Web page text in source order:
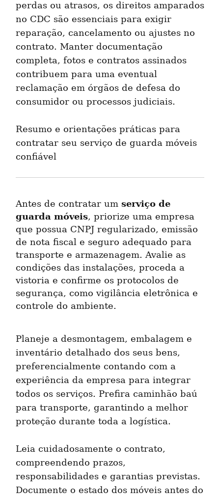
perdas ou atrasos, os direitos amparados
no CDC são essenciais para exigir
reparação, cancelamento ou ajustes no
contrato. Manter documentação
completa, fotos e contratos assinados
contribuem para uma eventual
reclamação em órgãos de defesa do
consumidor ou processos judiciais.
Resumo e orientações práticas para
contratar seu serviço de guarda móveis
confiável
Antes de contratar um serviço de
guarda móveis, priorize uma empresa
que possua CNPJ regularizado, emissão
de nota fiscal e seguro adequado para
transporte e armazenagem. Avalie as
condições das instalações, proceda a
vistoria e confirme os protocolos de
segurança, como vigilância eletrônica e
controle do ambiente.
Planeje a desmontagem, embalagem e
inventário detalhado dos seus bens,
preferencialmente contando com a
experiência da empresa para integrar
todos os serviços. Prefira caminhão baú
para transporte, garantindo a melhor
proteção durante toda a logística.
Leia cuidadosamente o contrato,
compreendendo prazos,
responsabilidades e garantias previstas.
Documente o estado dos móveis antes do